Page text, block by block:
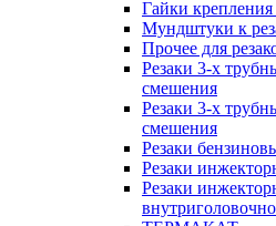
Гайки
Мундштуки к
Прочее для
Резаки 3-х
смешения
Резаки 3-х
смешения
Резаки
Резаки
Резаки